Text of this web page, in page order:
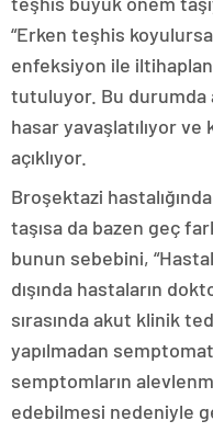
“Erken teşhis
enfeksiyon ile
tutuluyor. Bu durumda
hasar yavaşlatılıyor ve
açıklıyor.
Broşektazi
taşısa da bazen geç
bunun sebebini,
dışında hastaların
sırasında akut klinik
yapılmadan
semptomların
edebilmesi nedeniyle